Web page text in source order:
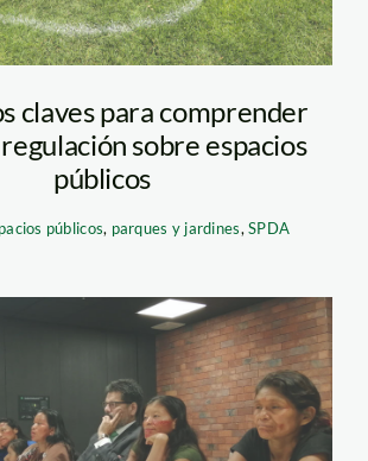
claves para comprender
sobre espacios
públicos
públicos, parques y jardines,SPDA
saweto–